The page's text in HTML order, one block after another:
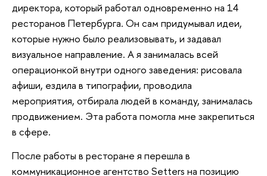
директора, который работал одновременно на 14
ресторанов Петербурга. Он сам придумывал идеи,
которые нужно было реализовывать, и задавал
визуальное направление. А я занималась всей
операционкой внутри одного заведения: рисовала
афиши, ездила в типографии, проводила
мероприятия, отбирала людей в команду, занималась
продвижением. Эта работа помогла мне закрепиться
в сфере.
После работы в ресторане я перешла в
коммуникационное агентство Setters на позицию